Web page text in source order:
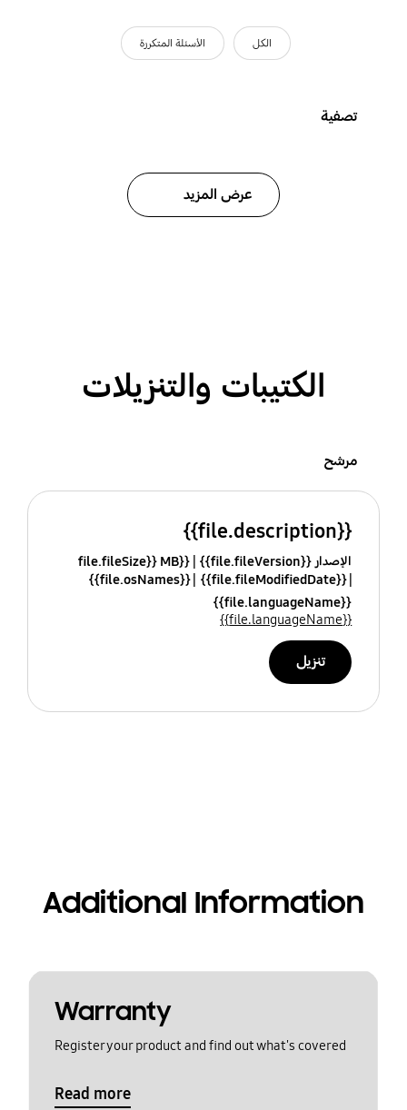
الكل الأسئلة المتكررة
تصفية
عرض المزيد
الكتيبات والتنزيلات
مرشح
{{file.description}}
الإصدار {{file.fileVersion}}
{{file.fileSize}} MB
{{file.fileModifiedDate}}
{{file.osNames}}
{{file.languageName}}
{{file.languageName}}
تنزيل
Additional Information
Warranty
Register your product and find out what's covered
Read more